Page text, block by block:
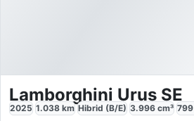
Lamborghini Urus SE
2025 1.038 km Hibrid (B/E) 3.996 cm³ 799